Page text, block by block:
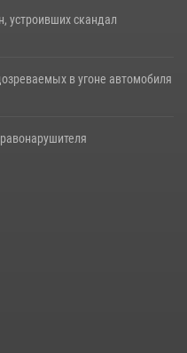
устроивших скандал
в угоне автомобиля